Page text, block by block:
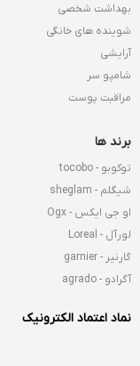
بهداشت شخصی
شوینده های خانگی
آرایشی
شامپو سر
مراقبت پوست
برند ها
توکوبو - tocobo
شیگلم - sheglam
او جی ایکس - Ogx
لورآل - Loreal
گارنیر - garnier
آگرادو - agrado
نماد اعتماد الکترونیک